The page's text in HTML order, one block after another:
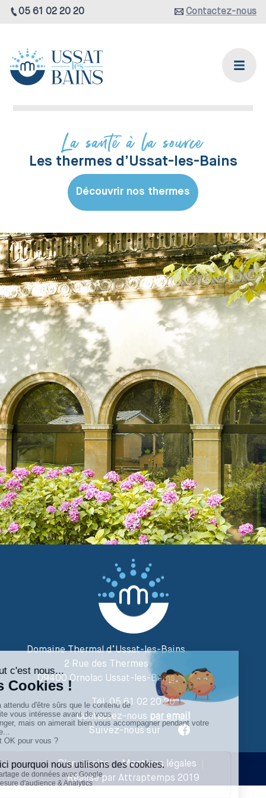
05 61 02 20 20 Contactez-nous
La santé à la source
Les thermes d’Ussat-les-Bains
Découvrir nos thermes
Domaine Thermal d’Ussat-les-Bains
2 Rue des Thermes
09400 Ornolac Ussat-les-Bains
Tél. 05 61 02 20 20
Contactez-nous par email
Suivez-nous sur
Plan du site | Mentions légales
Réalisé par Attraptemps 2019